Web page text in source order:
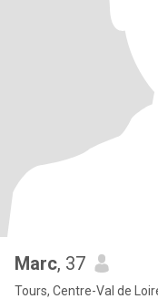
Marc, 37
Tours, Centre-Val de